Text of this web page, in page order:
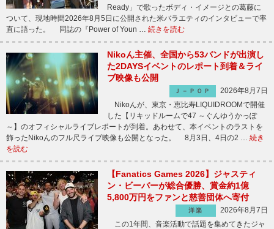
Ready」で歌ったボディ・イメージとの葛藤に
ついて、現地時間2026年8月5日に公開された米バラエティのインタビューで率
直に語った。 同誌の『Power of Youn … 続きを読む
Nikoん主催、全国から53バンドが出演し
た2DAYSイベントのレポート到着＆ライ
ブ映像も公開
Ｊ－ＰＯＰ
2026年8月7日
Nikoんが、東京・恵比寿LIQUIDROOMで開催
した【リキッドルームで47 ～ぐんゆうかっぽ
～】のオフィシャルライブレポートが到着。あわせて、本イベントのラストを
飾ったNikoんのフル尺ライブ映像も公開となった。 8月3日、4日の2 … 続き
を読む
【Fanatics Games 2026】ジャスティ
ン・ビーバーが総合優勝、賞金約1億
5,800万円をファンと慈善団体へ寄付
洋楽
2026年8月7日
この1年間、音楽活動で話題を集めてきたジャ